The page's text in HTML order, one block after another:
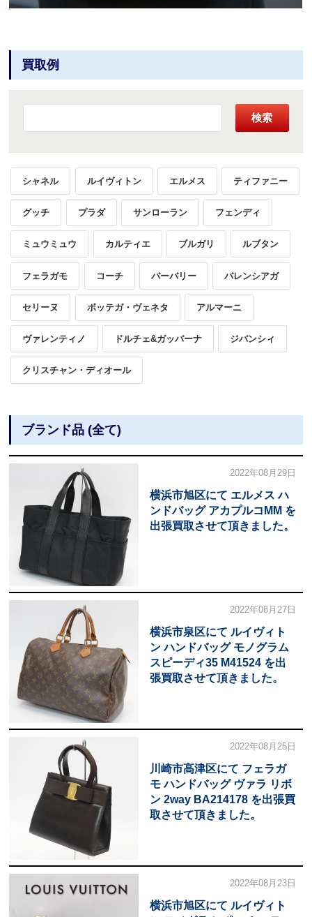
買取例
検索
シャネル ルイヴィトン エルメス ティファニー
グッチ プラダ サンローラン フェンディ
ミュウミュウ カルティエ ブルガリ ルブタン
フェラガモ コーチ バーバリー バレンシアガ
セリーヌ ボッテガ・ヴェネタ アルマーニ
ヴァレンティノ ドルチェ&ガッバーナ ジバンシィ
クリスチャン・ディオール
ブランド品 (全て)
2022年08月29日
横浜市旭区にて エルメス ハ
ンドバッグ アカプルコMM を
出張買取させて頂きました。
2022年08月27日
横浜市泉区にて ルイヴィト
ン ハンドバッグ モノグラム
スピーディ35 M41524 を出
張買取させて頂きました。
2022年08月25日
川崎市高津区にて フェラガ
モ ハンドバッグ ヴァラ リボ
ン 2way BA214178 を出張買
取させて頂きました。
2022年08月23日
横浜市旭区にて ルイヴィト